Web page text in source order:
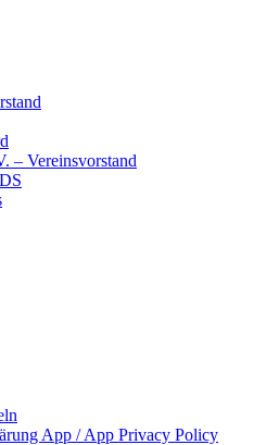
‒ Vereinsvorstand
App / App Privacy Policy